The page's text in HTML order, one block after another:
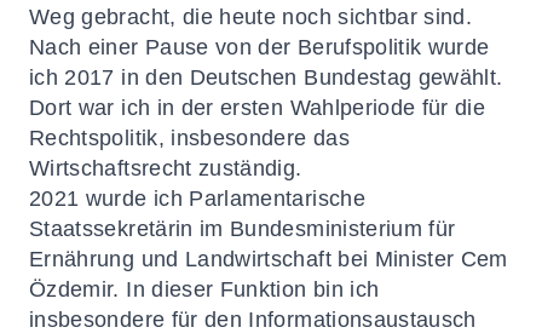
Weg gebracht, die heute noch sichtbar sind.
Nach einer Pause von der Berufspolitik wurde
ich 2017 in den Deutschen Bundestag gewählt.
Dort war ich in der ersten Wahlperiode für die
Rechtspolitik, insbesondere das
Wirtschaftsrecht zuständig.
2021 wurde ich Parlamentarische
Staatssekretärin im Bundesministerium für
Ernährung und Landwirtschaft bei Minister Cem
Özdemir. In dieser Funktion bin ich
insbesondere für den Informationsaustausch